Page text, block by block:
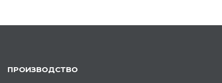
ПРОИЗВОДСТВО